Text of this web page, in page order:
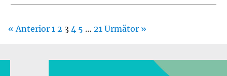
« Anterior 1 2 3 4 5 … 21 Următor »